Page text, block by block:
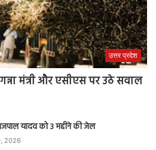
उत्तर प्रदेश
मंत्री और एसीएस पर उठे सवाल
यादव को 3 महीने की जेल
2026